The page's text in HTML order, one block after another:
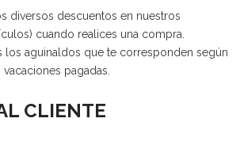
diversos descuentos en nuestros
cuando realices una compra.
los aguinaldos que te corresponden según
pagadas.
CLIENTE